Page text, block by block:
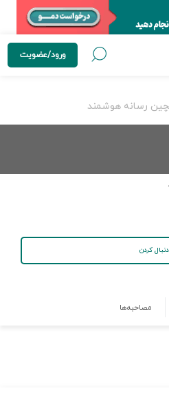
ورود/عضویت
رسانه هوشمند
دنبال کردن
مصاحبه‌ها